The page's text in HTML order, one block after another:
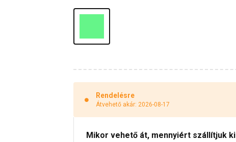
Rendelésre
Átvehető akár: 2026-08-17
Mikor vehető át, mennyiért szállítjuk ki